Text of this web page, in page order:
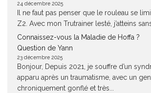
24 décembre 2025
Il ne faut pas penser que le rouleau se
Z2. Avec mon Trutrainer lesté, j’atteins
Connaissez-vous la Maladie de Hoffa ?
Question de Yann
23 décembre 2025
Bonjour, Depuis 2021, je souffre d’un
apparu après un traumatisme, avec un
chroniquement gonflé et très...